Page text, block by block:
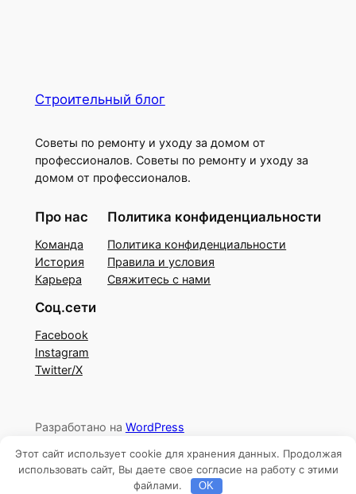
Строительный блог
Советы по ремонту и уходу за домом от
профессионалов. Советы по ремонту и уходу за
домом от профессионалов.
Про нас
Команда
История
Карьера
Политика конфиденциальности
Политика конфиденциальности
Правила и условия
Свяжитесь с нами
Соц.сети
Facebook
Instagram
Twitter/X
Разработано на WordPress
Этот сайт использует cookie для хранения данных. Продолжая
использовать сайт, Вы даете свое согласие на работу с этими
файлами.
OK